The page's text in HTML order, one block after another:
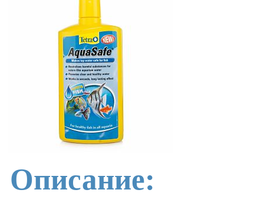
Описание: